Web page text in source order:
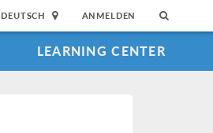
DEUTSCH ANMELDEN
LEARNING CENTER